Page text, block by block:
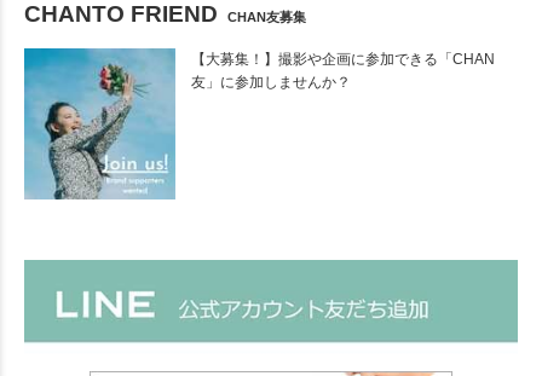
CHANTO FRIEND CHAN友募集
【大募集！】撮影や企画に参加できる「CHAN
友」に参加しませんか？